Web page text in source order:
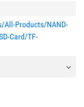
All-Products/NAND-
Card/TF-